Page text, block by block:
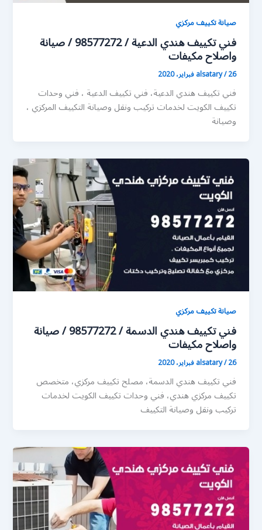
صيانة تكييف مركزي
فني تكييف هندي الدعية / 98577272 / صيانة
واصلاح مكيفات
alsatary/26 فبراير، 2020
فني تكييف هندي الدعية، فني تكييف الدعية ، فني وحدات
تكييف الكويت لخدمات تركيب ونقل وصيانة التكييف المركزي ،
وصيانة
صيانة تكييف مركزي
فني تكييف هندي الدسمة / 98577272 / صيانة
واصلاح مكيفات
alsatary/26 فبراير، 2020
فني تكييف هندي الدسمة، مصلح تكييف مركزي، متخصص
تكييف مركزي هندي، فني وحدات تكييف الكويت لخدمات
تركيب ونقل وصيانة التكييف